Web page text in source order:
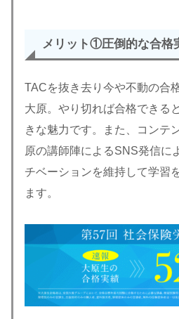
メリット①圧倒的な合格
TACを抜き去り今や不動の合
大原。やり切れば合格できる
きな魅力です。また、コンテ
原の講師陣によるSNS発信に
チベーションを維持して学習
ます。